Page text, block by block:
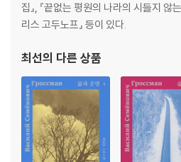
집』, 『끝없는 평원의 나라의 시들지 않는
리스 고두노프』 등이 있다.
최선의 다른 상품